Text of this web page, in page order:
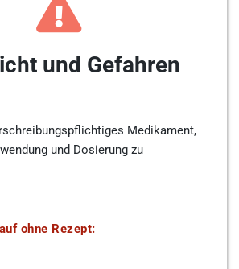
und Gefahren
Medikament,
und Dosierung zu
ohne Rezept: